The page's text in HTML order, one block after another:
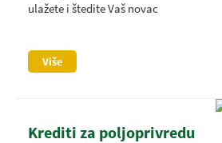
ulažete i štedite Vaš novac
Više
Krediti za poljoprivredu